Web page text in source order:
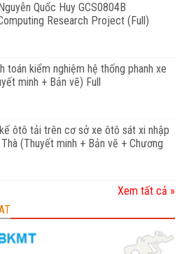
Quốc Huy GCS0804B
Research Project (Full)
toán kiểm nghiệm hệ thống phanh xe
minh + Bản vẽ) Full
ôtô tải trên cơ sở xe ôtô sát xi nhập
(Thuyết minh + Bản vẽ + Chương
Xem tất cả »